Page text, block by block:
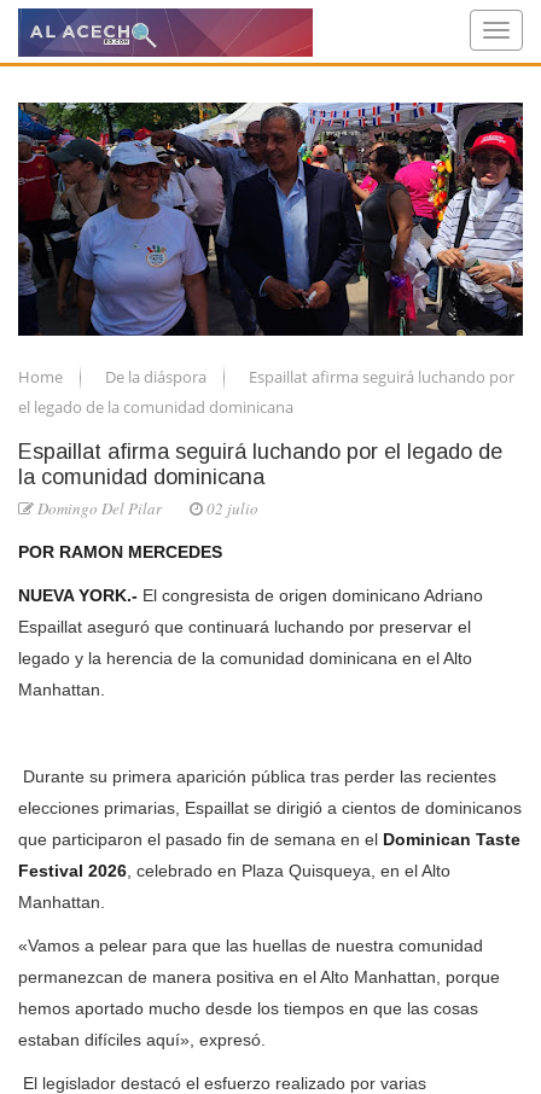
Home De la diáspora
Espaillat afirma seguirá luchando por
el legado de la comunidad dominicana
Espaillat afirma seguirá luchando por el legado de
la comunidad dominicana
Domingo Del Pilar 02 julio
POR RAMON MERCEDES
NUEVA YORK.- El congresista de origen dominicano Adriano
Espaillat aseguró que continuará luchando por preservar el
legado y la herencia de la comunidad dominicana en el Alto
Manhattan.
Durante su primera aparición pública tras perder las recientes
elecciones primarias, Espaillat se dirigió a cientos de dominicanos
que participaron el pasado fin de semana en el Dominican Taste
Festival 2026 , celebrado en Plaza Quisqueya, en el Alto
Manhattan.
«Vamos a pelear para que las huellas de nuestra comunidad
permanezcan de manera positiva en el Alto Manhattan, porque
hemos aportado mucho desde los tiempos en que las cosas
estaban difíciles aquí», expresó.
El legislador destacó el esfuerzo realizado por varias